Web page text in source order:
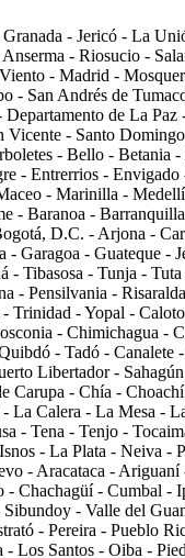
- Jericó - La
- Riosucio -
- Madrid -
- San Andrés de
de La
- Santo
- Bello - Betania -
- Entrerrios -
- Marinilla -
Baranoa -
D.C. - Arjona -
- Guateque -
Tibasosa - Tunja -
- Pensilvania -
- Yopal -
- Chimichagua -
- Tadó -
Libertador -
Carupa - Chía -
La Calera - La Mesa -
- Tena - Tenjo -
- La Plata - Neiva -
- Aracataca -
- Cumbal -
- Valle del
- Pereira - Pueblo
Santos - Oiba -